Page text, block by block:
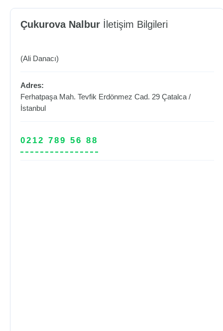
Çukurova Nalbur İletişim Bilgileri
(Ali Danacı)
Adres:
Ferhatpaşa Mah. Tevfik Erdönmez Cad. 29 Çatalca /
İstanbul
0212 789 56 88